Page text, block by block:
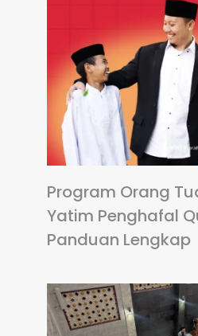
Program Orang
Yatim Penghafal
Panduan Lengkap